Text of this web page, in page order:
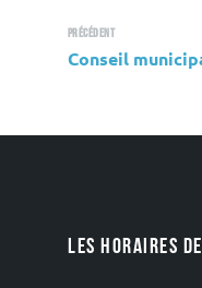
Précédent
Conseil
LES HORAIRES